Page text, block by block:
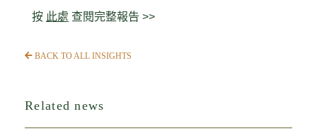
按 此處 查閱完整報告 >>
BACK TO ALL INSIGHTS
Related news